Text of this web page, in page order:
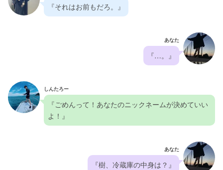
『それはお前もだろ。』
あなた
『…。』
しんたろー
『ごめんって！あなたのニックネームが決めていい
よ！』
あなた
『樹、冷蔵庫の中身は？』